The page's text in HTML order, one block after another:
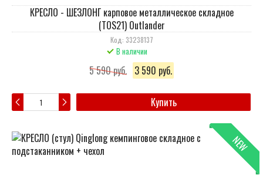
КРЕСЛО - ШЕЗЛОНГ карповое металлическое складное
(TOS21) Outlander
Код: 33238137
В наличии
5 590 руб. 3 590 руб.
Купить
NEW